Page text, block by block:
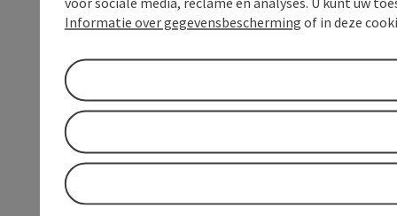
Informatie over gegevensbescherming of in deze